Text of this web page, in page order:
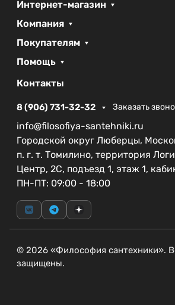
возможность легко
существующий интерьер
Приобретая
просто сантехнический прибор, а
практичностью и эстетикой
Убедитесь сами в том, как такая
преобразить ваше пространство!
Интернет-магазин
Компания
Покупателям
Помощь
Контакты
8 (906) 731-32-32 Заказать
info@filosofiya-santehniki.ru
Городской округ Люберцы,
п. г. т. Томилино, территория
Центр, 2С, подъезд 1, этаж 1,
ПН-ПТ: 09:00 - 18:00
© 2026 «Философия сантехники».
защищены.